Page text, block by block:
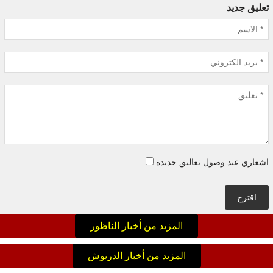
تعليق جديد
اشعاري عند وصول تعاليق جديدة
اقترح
المزيد من أخبار الناظور
المزيد من أخبار الدريوش